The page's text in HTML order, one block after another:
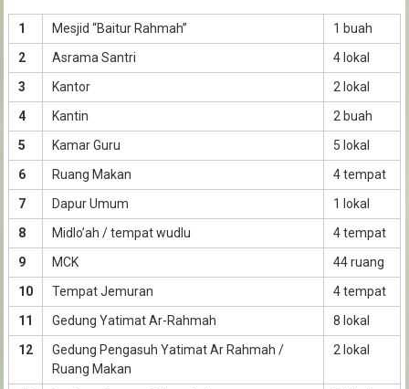
1 Mesjid “Baitur Rahmah”
1 buah
2
Asrama Santri
4 lokal
3
Kantor
2 lokal
4
Kantin
2 buah
5
Kamar Guru
5 lokal
6
Ruang Makan
4 tempat
7
Dapur Umum
1 lokal
8
Midlo’ah / tempat wudlu
4 tempat
9
MCK
44 ruang
10
Tempat Jemuran
4 tempat
11
Gedung Yatimat Ar-Rahmah
8 lokal
12
Gedung Pengasuh Yatimat Ar Rahmah /
Ruang Makan
2 lokal